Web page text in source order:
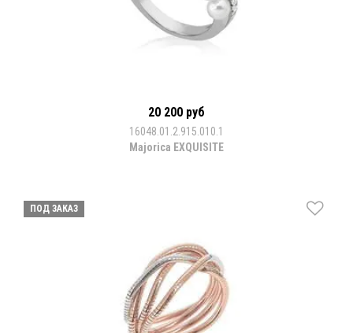
20 200 руб
16048.01.2.915.010.1
Majorica EXQUISITE
ПОД ЗАКАЗ